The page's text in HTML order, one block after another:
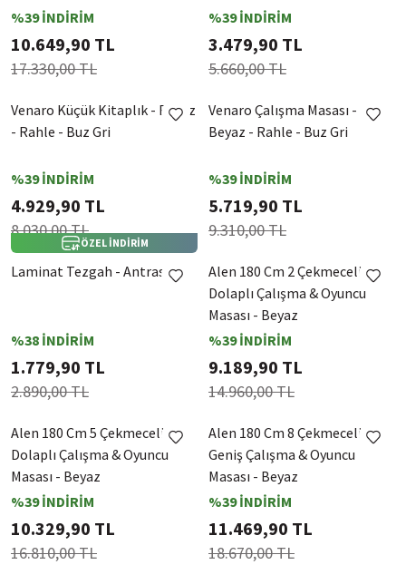
%39 İNDİRİM
10.649,90 TL
17.330,00 TL
%39 İNDİRİM
3.479,90 TL
5.660,00 TL
Venaro Küçük Kitaplık - Beyaz
- Rahle - Buz Gri
%39 İNDİRİM
4.929,90 TL
8.030,00 TL
Venaro Çalışma Masası -
Beyaz - Rahle - Buz Gri
%39 İNDİRİM
5.719,90 TL
9.310,00 TL
ÖZEL İNDİRİM
Laminat Tezgah - Antrasit
%38 İNDİRİM
1.779,90 TL
2.890,00 TL
Alen 180 Cm 2 Çekmeceli 2
Dolaplı Çalışma & Oyuncu
Masası - Beyaz
%39 İNDİRİM
9.189,90 TL
14.960,00 TL
Alen 180 Cm 5 Çekmeceli
Dolaplı Çalışma & Oyuncu
Masası - Beyaz
%39 İNDİRİM
10.329,90 TL
16.810,00 TL
Alen 180 Cm 8 Çekmeceli
Geniş Çalışma & Oyuncu
Masası - Beyaz
%39 İNDİRİM
11.469,90 TL
18.670,00 TL